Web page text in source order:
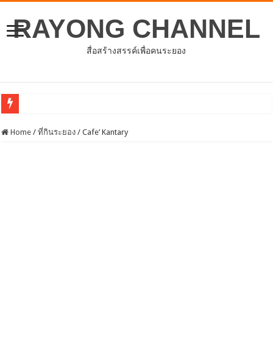
RAYONG CHANNEL
สื่อสร้างสรรค์เพื่อคนระยอง
Home / ที่กินระยอง / Cafe’ Kantary